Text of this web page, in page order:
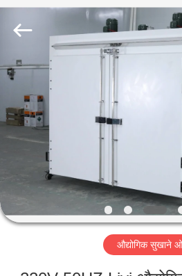
घर
उत्पादों
बारे
में
Liyi
Technology
Co.,
Reserved.
औद्योगिक सुखाने